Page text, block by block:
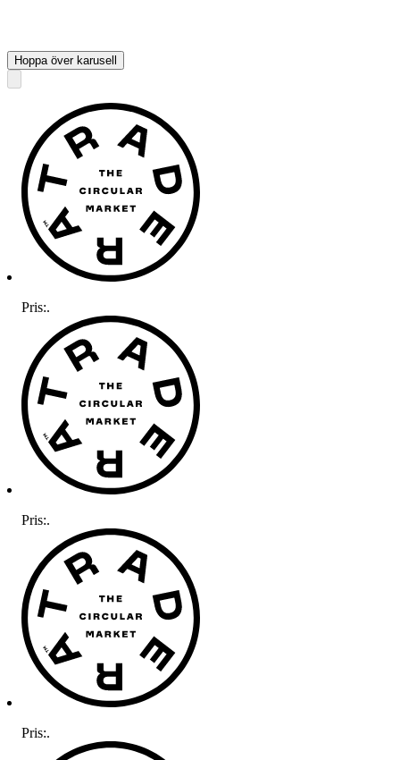
Hoppa över karusell
Pris:.
Pris:.
Pris:.